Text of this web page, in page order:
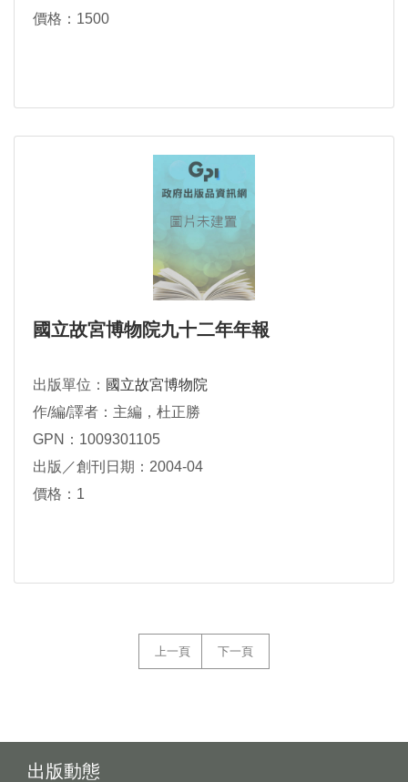
價格：1500
國立故宮博物院九十二年年報
出版單位： 國立故宮博物院
作/編/譯者：主編，杜正勝
GPN：1009301105
出版／創刊日期：2004-04
價格：1
上一頁 下一頁
出版動態